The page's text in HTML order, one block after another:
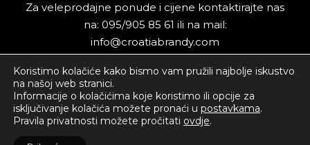
Za veleprodajne ponude i cijene kontaktirajte nas
na: 095/905 85 61 ili na mail:
info@croatiabrandy.com
Pokretanje djelatnosti izravne prodaje voćnih rakija
Koristimo kolačiće kako bismo vam pružili najbolje iskustvo
na našoj web stranici.
Informacije o kolačićima koje koristimo ili opcije za
isključivanje kolačića možete pronaći u postavkama.
Pravila privatnosti možete pročitati ovdje.